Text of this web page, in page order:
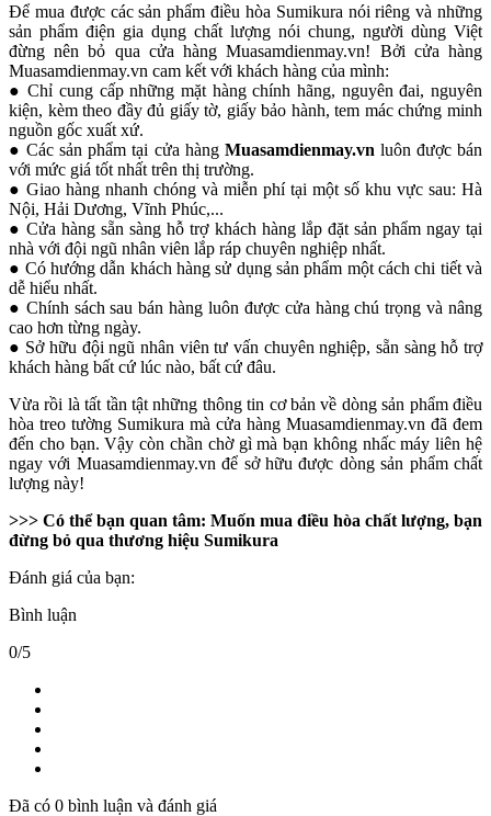
Để mua được các sản phẩm điều hòa Sumikura nói riêng và những
sản phẩm điện gia dụng chất lượng nói chung, người dùng Việt
đừng nên bỏ qua cửa hàng Muasamdienmay.vn! Bởi cửa hàng
Muasamdienmay.vn cam kết với khách hàng của mình:
● Chỉ cung cấp những mặt hàng chính hãng, nguyên đai, nguyên
kiện, kèm theo đầy đủ giấy tờ, giấy bảo hành, tem mác chứng minh
nguồn gốc xuất xứ.
● Các sản phẩm tại cửa hàng Muasamdienmay.vn luôn được bán
với mức giá tốt nhất trên thị trường.
● Giao hàng nhanh chóng và miễn phí tại một số khu vực sau: Hà
Nội, Hải Dương, Vĩnh Phúc,...
● Cửa hàng sẵn sàng hỗ trợ khách hàng lắp đặt sản phẩm ngay tại
nhà với đội ngũ nhân viên lắp ráp chuyên nghiệp nhất.
● Có hướng dẫn khách hàng sử dụng sản phẩm một cách chi tiết và
dễ hiểu nhất.
● Chính sách sau bán hàng luôn được cửa hàng chú trọng và nâng
cao hơn từng ngày.
● Sở hữu đội ngũ nhân viên tư vấn chuyên nghiệp, sẵn sàng hỗ trợ
khách hàng bất cứ lúc nào, bất cứ đâu.
Vừa rồi là tất tần tật những thông tin cơ bản về dòng sản phẩm điều
hòa treo tường Sumikura mà cửa hàng Muasamdienmay.vn đã đem
đến cho bạn. Vậy còn chần chờ gì mà bạn không nhấc máy liên hệ
ngay với Muasamdienmay.vn để sở hữu được dòng sản phẩm chất
lượng này!
>>> Có thể bạn quan tâm: Muốn mua điều hòa chất lượng, bạn
đừng bỏ qua thương hiệu Sumikura
Đánh giá của bạn:
Bình luận
0/5
Đã có 0 bình luận và đánh giá